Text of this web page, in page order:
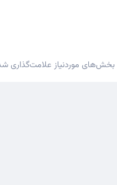
بخش‌های موردنیاز علامت‌گذاری